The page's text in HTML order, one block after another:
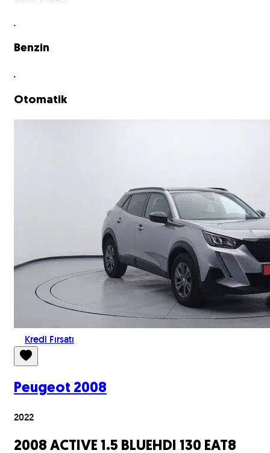
Benzin
Otomatik
Kredi Fırsatı
Peugeot 2008
2022
2008 ACTIVE 1.5 BLUEHDI 130 EAT8